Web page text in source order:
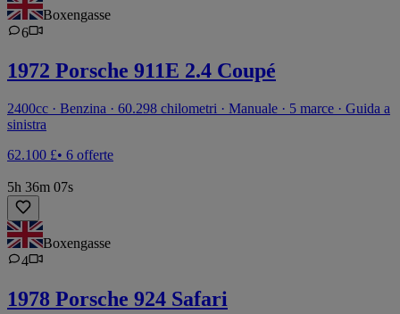
Boxengasse
6
1972 Porsche 911E 2.4 Coupé
2400cc · Benzina · 60.298 chilometri · Manuale · 5 marce · Guida a
sinistra
62.100 £• 6 offerte
5h 36m 07s
Boxengasse
4
1978 Porsche 924 Safari